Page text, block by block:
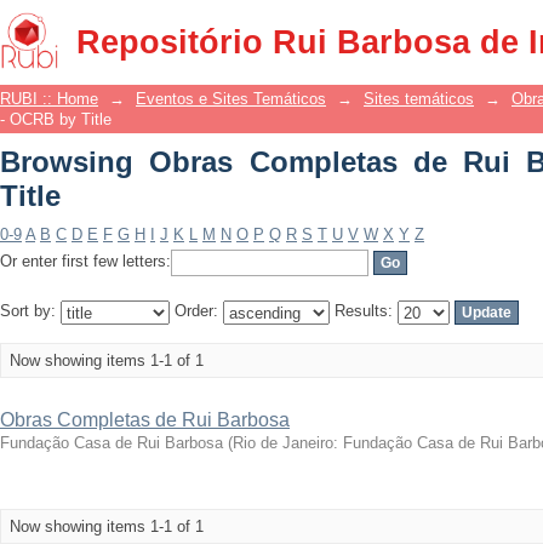
Repositório Rui Barbosa de
Browsing Obras Completas de Rui
RUBI :: Home → Eventos e Sites Temáticos → Sites temáticos →
- OCRB by Title
Browsing Obras Completas de Rui
Title
0-9 A B C D E F G H J K L M N O P Q R S T U V W X Y Z
Or enter first few letters:
Sort by: Order: Results:
Now showing items 1-1 of 1
Obras Completas de Rui Barbosa
Fundação Casa de Rui Barbosa (Rio de Janeiro: Fundação Casa de Rui
Now showing items 1-1 of 1